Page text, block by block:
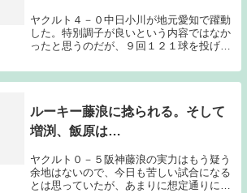
ヤクルト４－０中日小川が地元愛知で躍動
した。特別調子が良いという内容ではなか
ったと思うのだが、９回１２１球を投げ
う結果は素晴らしかった。課題とされてい
たランナーを出してからの投球もまずまず
ルーキー藤浪に捻られる。そして
増渕、飯原は…
ヤクルト０－５阪神藤浪の実力はもう疑う
余地はないので、今日も苦しい試合になる
とは思っていたが、あまりに想定通りに抑